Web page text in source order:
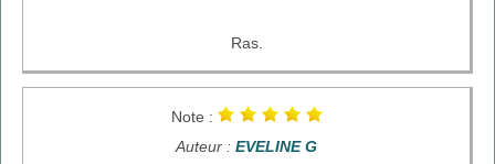
Ras.
Note :
Auteur : EVELINE G